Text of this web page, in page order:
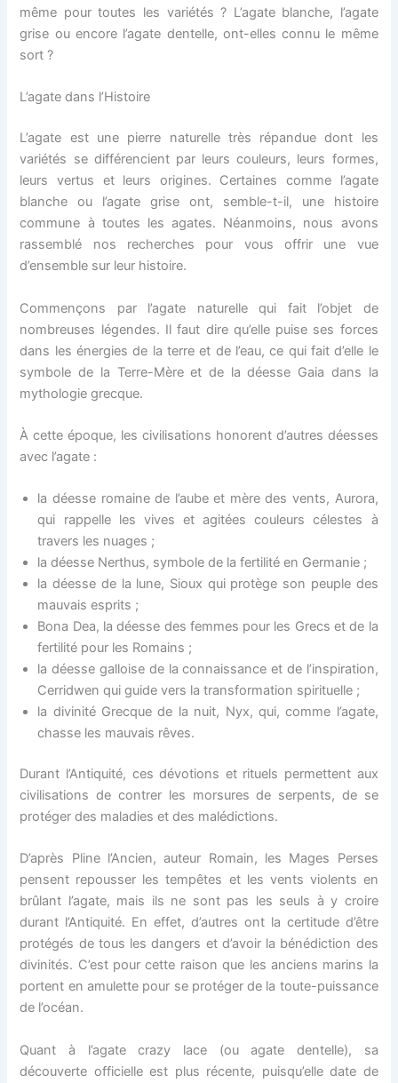
même pour toutes les variétés ? L’agate blanche, l’agate
grise ou encore l’agate dentelle, ont-elles connu le même
sort ?
L’agate dans l’Histoire
L’agate est une pierre naturelle très répandue dont les
variétés se différencient par leurs couleurs, leurs formes,
leurs vertus et leurs origines. Certaines comme l’agate
blanche ou l’agate grise ont, semble-t-il, une histoire
commune à toutes les agates. Néanmoins, nous avons
rassemblé nos recherches pour vous offrir une vue
d’ensemble sur leur histoire.
Commençons par l’agate naturelle qui fait l’objet de
nombreuses légendes. Il faut dire qu’elle puise ses forces
dans les énergies de la terre et de l’eau, ce qui fait d’elle le
symbole de la Terre-Mère et de la déesse Gaia dans la
mythologie grecque.
À cette époque, les civilisations honorent d’autres déesses
avec l’agate :
la déesse romaine de l’aube et mère des vents, Aurora,
qui rappelle les vives et agitées couleurs célestes à
travers les nuages ;
la déesse Nerthus, symbole de la fertilité en Germanie ;
la déesse de la lune, Sioux qui protège son peuple des
mauvais esprits ;
Bona Dea, la déesse des femmes pour les Grecs et de la
fertilité pour les Romains ;
la déesse galloise de la connaissance et de l’inspiration,
Cerridwen qui guide vers la transformation spirituelle ;
la divinité Grecque de la nuit, Nyx, qui, comme l’agate,
chasse les mauvais rêves.
Durant l’Antiquité, ces dévotions et rituels permettent aux
civilisations de contrer les morsures de serpents, de se
protéger des maladies et des malédictions.
D’après Pline l’Ancien, auteur Romain, les Mages Perses
pensent repousser les tempêtes et les vents violents en
brûlant l’agate, mais ils ne sont pas les seuls à y croire
durant l’Antiquité. En effet, d’autres ont la certitude d’être
protégés de tous les dangers et d’avoir la bénédiction des
divinités. C’est pour cette raison que les anciens marins la
portent en amulette pour se protéger de la toute-puissance
de l’océan.
Quant à l’agate crazy lace (ou agate dentelle), sa
découverte officielle est plus récente, puisqu’elle date de